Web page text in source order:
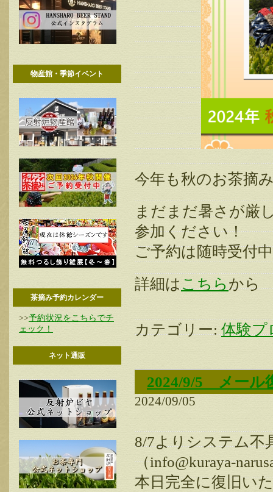
物産館・季節イベント
茶摘み予約カレンダー
>>予約状況をこちらでチ
ェック！
ネット通販
今年も秋のお茶摘
まだまだ暑さが厳
参加ください！
ご予約は随時受付
詳細は こちら から
カテゴリー: 体験プ
2024/9/5 メール
2024/09/05
8/7よりシステム不
（info@kuraya-
本日完全に復旧い